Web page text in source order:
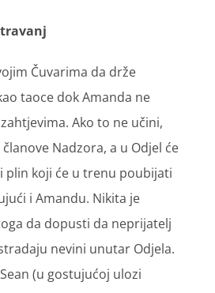
travanj
Čuvarima da drže
taoce dok Amanda ne
Ako to ne učini,
Nadzora, a u Odjel će
koji će u trenu poubijati
i Amandu. Nikita je
da dopusti da neprijatelj
nevini unutar Odjela.
(u gostujućoj ulozi